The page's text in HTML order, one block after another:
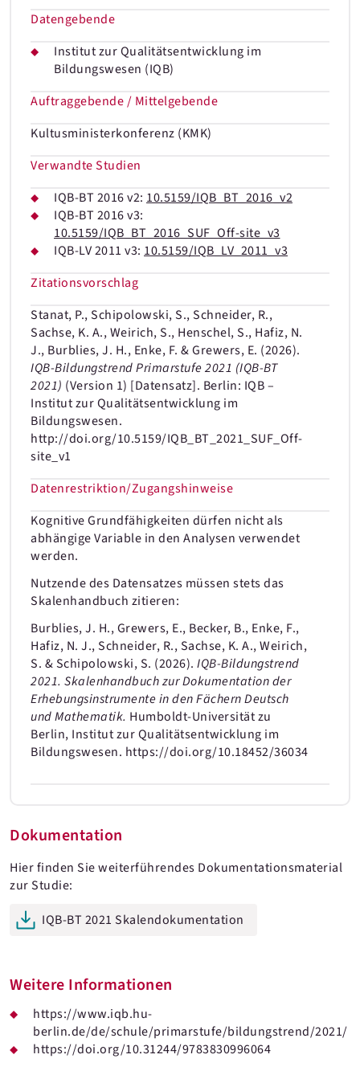
Datengebende
Institut zur Qualitätsentwicklung im
Bildungswesen (IQB)
Auftraggebende / Mittelgebende
Kultusministerkonferenz (KMK)
Verwandte Studien
IQB-BT 2016 v2: 10.5159/IQB_BT_2016_v2
IQB-BT 2016 v3:
10.5159/IQB_BT_2016_SUF_Off-site_v3
IQB-LV 2011 v3: 10.5159/IQB_LV_2011_v3
Zitationsvorschlag
Stanat, P., Schipolowski, S., Schneider, R.,
Sachse, K. A., Weirich, S., Henschel, S., Hafiz, N.
J., Burblies, J. H., Enke, F. & Grewers, E. (2026).
IQB-Bildungstrend Primarstufe 2021 (IQB-BT
2021) (Version 1) [Datensatz]. Berlin: IQB –
Institut zur Qualitätsentwicklung im
Bildungswesen.
http://doi.org/10.5159/IQB_BT_2021_SUF_Off-
site_v1
Datenrestriktion/Zugangshinweise
Kognitive Grundfähigkeiten dürfen nicht als
abhängige Variable in den Analysen verwendet
werden.
Nutzende des Datensatzes müssen stets das
Skalenhandbuch zitieren:
Burblies, J. H., Grewers, E., Becker, B., Enke, F.,
Hafiz, N. J., Schneider, R., Sachse, K. A., Weirich,
S. & Schipolowski, S. (2026). IQB-Bildungstrend
2021. Skalenhandbuch zur Dokumentation der
Erhebungsinstrumente in den Fächern Deutsch
und Mathematik. Humboldt-Universität zu
Berlin, Institut zur Qualitätsentwicklung im
Bildungswesen. https://doi.org/10.18452/36034
Dokumentation
Hier finden Sie weiterführendes Dokumentationsmaterial
zur Studie:
IQB-BT 2021 Skalendokumentation
Weitere Informationen
https://www.iqb.hu-
berlin.de/de/schule/primarstufe/bildungstrend/2021/
https://doi.org/10.31244/9783830996064